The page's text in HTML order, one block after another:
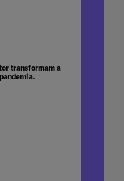
transformam a